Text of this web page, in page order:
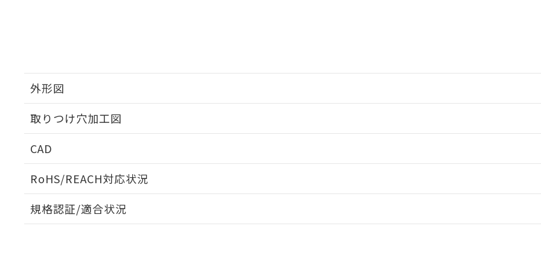
外形図
取りつけ穴加工図
CAD
RoHS/REACH対応状況
EU RoHS 注意事項・凡例
規格認証/適合状況